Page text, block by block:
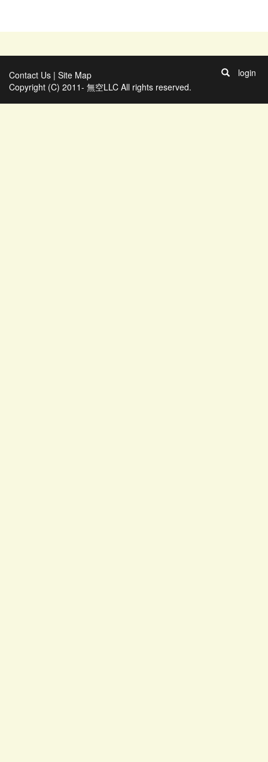
Contact Us | Site Map
Copyright (C) 2011- 無空LLC All rights reserved.
login